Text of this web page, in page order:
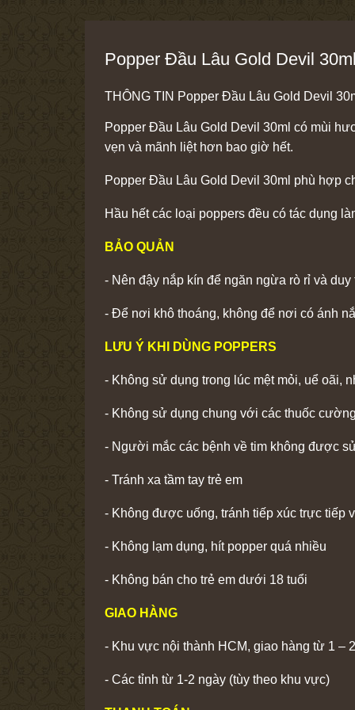
Popper Đầu Lâu Gold Devil
THÔNG TIN Popper Đầu Lâu Gold Devil
Popper Đầu Lâu Gold Devil 30ml có mùi
vẹn và mãnh liệt hơn bao giờ hết.
Popper Đầu Lâu Gold Devil 30ml phù hợp
Hầu hết các loại poppers đều có tác dụng
BẢO QUẢN
- Nên đậy nắp kín để ngăn ngừa rò rỉ và
- Để nơi khô thoáng, không để nơi có ánh
LƯU Ý KHI DÙNG POPPERS
- Không sử dụng trong lúc mệt mỏi, uể oãi,
- Không sử dụng chung với các thuốc
- Người mắc các bệnh về tim không được
- Tránh xa tầm tay trẻ em
- Không được uống, tránh tiếp xúc trực tiếp
- Không lạm dụng, hít popper quá nhiều
- Không bán cho trẻ em dưới 18 tuổi
GIAO HÀNG
- Khu vực nội thành HCM, giao hàng từ 1 –
- Các tỉnh từ 1-2 ngày (tùy theo khu vực)